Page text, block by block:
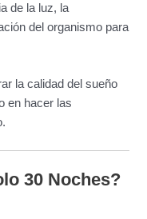
de la luz, la
del organismo para
la calidad del sueño
en hacer las
30 Noches?